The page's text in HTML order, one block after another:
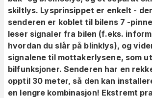
skiltlys. Lysprinsippet er enkelt -
senderen er koblet til bilens 7 -
leser signaler fra bilen (f.eks.
hvordan du slår på blinklys), og
signalene til mottakerlysene, som
bilfunksjoner. Senderen har en
opptil 30 meter, så den kan
en lengre kombinasjon! Ekstremt